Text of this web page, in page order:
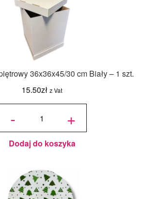
36x36x45/30 cm Biały – 1 szt.
15.50zł z Vat
-
ilość Karton
36x36x45/30
cm Biały - 1
szt. +
Dodaj do koszyka